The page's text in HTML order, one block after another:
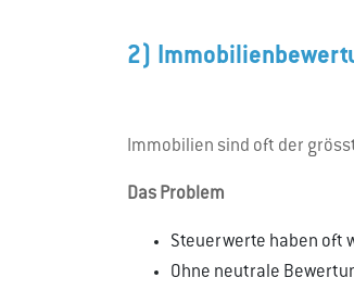
2)
Immobilien sind oft der
Das Problem
Steuerwerte haben oft
Ohne neutrale